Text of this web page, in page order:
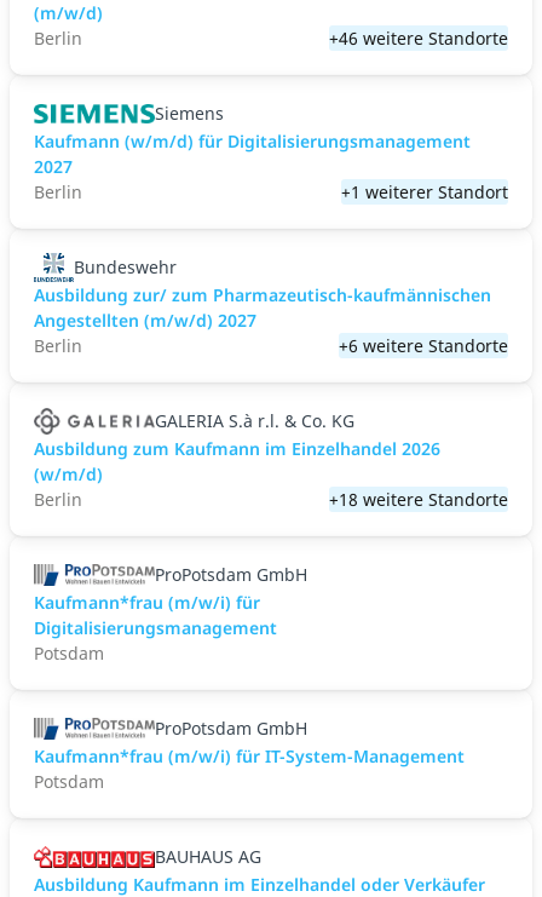
(m/w/d)
Berlin
+46 weitere Standorte
Siemens
Kaufmann (w/m/d) für Digitalisierungsmanagement
2027
Berlin
+1 weiterer Standort
Bundeswehr
Ausbildung zur/ zum Pharmazeutisch-kaufmännischen
Angestellten (m/w/d) 2027
Berlin
+6 weitere Standorte
GALERIA S.à r.l. & Co. KG
Ausbildung zum Kaufmann im Einzelhandel 2026
(w/m/d)
Berlin
+18 weitere Standorte
ProPotsdam GmbH
Kaufmann*frau (m/w/i) für
Digitalisierungsmanagement
Potsdam
ProPotsdam GmbH
Kaufmann*frau (m/w/i) für IT-System-Management
Potsdam
BAUHAUS AG
Ausbildung Kaufmann im Einzelhandel oder Verkäufer